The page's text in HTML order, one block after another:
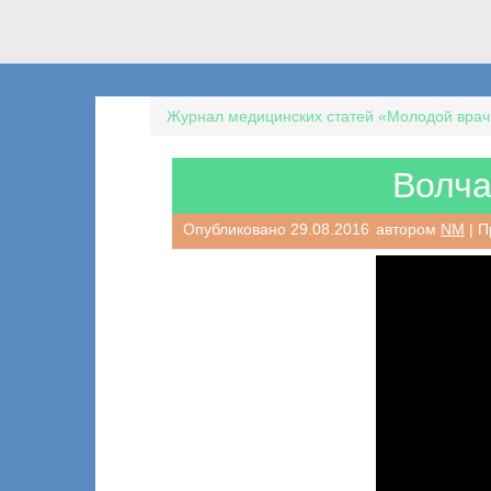
Журнал медицинских статей «Молодой
Опубликовано 29.08.2016 автором NM |